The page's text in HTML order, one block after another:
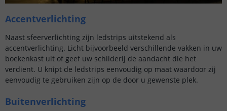
Accentverlichting
Naast sfeerverlichting zijn ledstrips uitstekend als
accentverlichting. Licht bijvoorbeeld verschillende vakken in uw
boekenkast uit of geef uw schilderij de aandacht die het
verdient. U knipt de ledstrips eenvoudig op maat waardoor zij
eenvoudig te gebruiken zijn op de door u gewenste plek.
Buitenverlichting